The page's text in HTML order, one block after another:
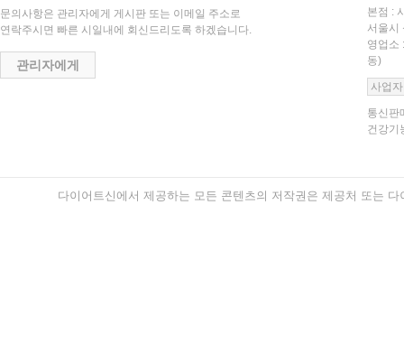
문의사항은 관리자에게 게시판 또는 이메일 주소로
연락주시면 빠른 시일내에 회신드리도록 하겠습니다.
관리자에게
본점 :
서울시
영업소
동)
사업
통신판
건강기
다이어트신에서 제공하는 모든 콘텐츠의 저작권은 제공처 또는